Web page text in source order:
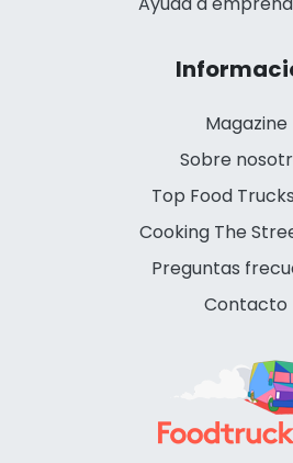
Magazine
Sobre
Top Food
Cooking The
Preguntas
Contacto